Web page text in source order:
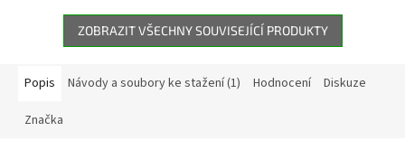
4K a výdrží až...
ZOBRAZIT VŠECHNY SOUVISEJÍCÍ PRODUKTY
Popis Návody a soubory ke stažení (1) Hodnocení Diskuze
Značka